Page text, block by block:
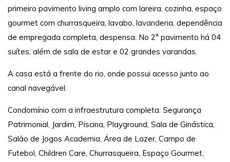
primeiro pavimento living amplo com lareira, cozinha, espaço
gourmet com churrasqueira, lavabo, lavanderia, dependência
de empregada completa, despensa. No 2° pavimento há 04
suítes, além de sala de estar e 02 grandes varandas.
A casa está a frente do rio, onde possui acesso junto ao
canal navegável.
Condomínio com a infraestrutura completa: Segurança
Patrimonial, Jardim, Piscina, Playground, Sala de Ginástica,
Salão de Jogos Academia, Área de Lazer, Campo de
Futebol, Children Care, Churrasqueira, Espaço Gourmet,